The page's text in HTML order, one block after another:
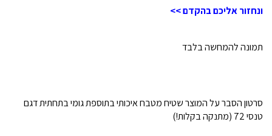
ונחזור אליכם בהקדם >>
תמונה להמחשה בלבד
סרטון הסבר על המוצר שטיח מטבח איכותי בתוספת גומי בתחתית דגם
טנסי 72 (מתנקה בקלות!)